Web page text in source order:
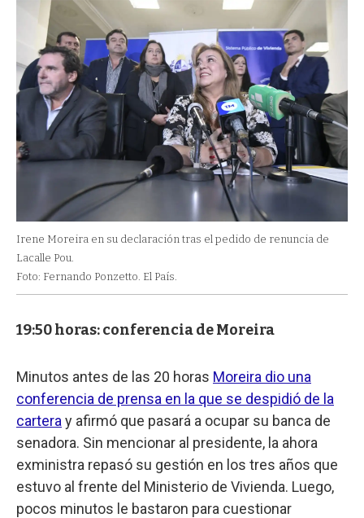
Irene Moreira en su declaración tras el pedido de renuncia de
Lacalle Pou.
Foto: Fernando Ponzetto. El País.
19:50 horas: conferencia de Moreira
Minutos antes de las 20 horas Moreira dio una
conferencia de prensa en la que se despidió de la
cartera y afirmó que pasará a ocupar su banca de
senadora. Sin mencionar al presidente, la ahora
exministra repasó su gestión en los tres años que
estuvo al frente del Ministerio de Vivienda. Luego,
pocos minutos le bastaron para cuestionar